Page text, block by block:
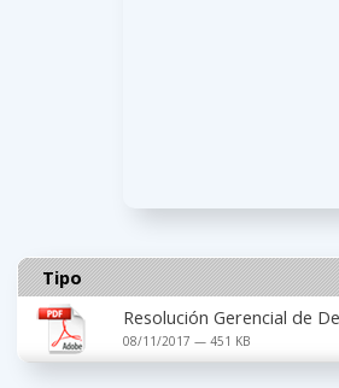
Tipo
Resolución Gerencial de
08/11/2017 — 451 KB